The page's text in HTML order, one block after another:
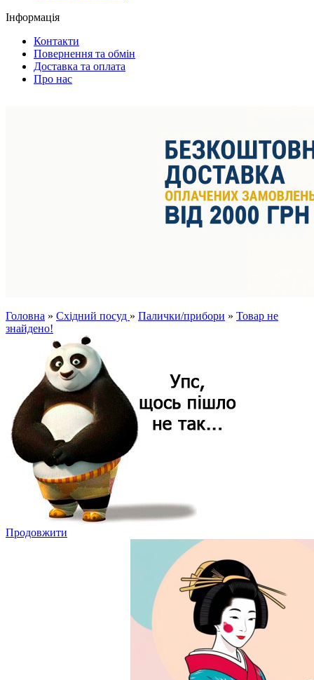
Інформація
Контакти
Повернення та обмін
Доставка та оплата
Про нас
Головна » Східний посуд » Палички/прибори » Товар не
знайдено!
Продовжити